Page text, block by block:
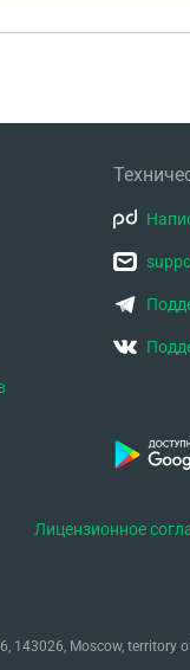
Лицензионное
143026, Moscow, territory